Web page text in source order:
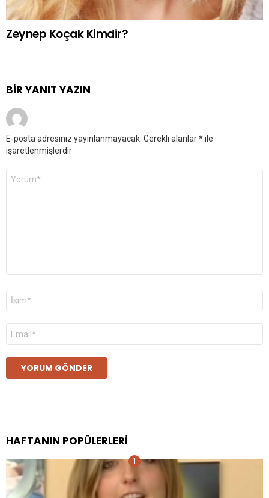
Zeynep Koçak Kimdir?
BIR YANIT YAZIN
E-posta adresiniz yayınlanmayacak. Gerekli alanlar*ile
işaretlenmişlerdir
Yorum
Ad
E-
posta
*
HAFTANIN POPÜLERLERI